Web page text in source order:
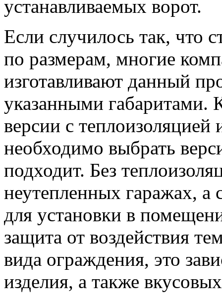
устанавливаемых ворот.
Если случилось так, что
по размерам, многие
изготавливают данный
указанными габаритами.
версии с теплоизоляцией
необходимо выбрать
подходит. Без
неутепленных гаражах, а
для установки в
защита от воздействия
вида ограждения, это
изделия, а также